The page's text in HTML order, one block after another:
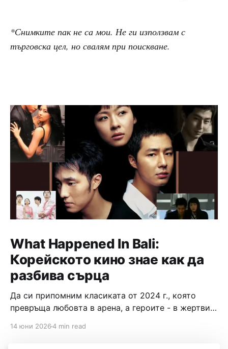
*Снимките пак не са мои. Не ги използвам с
търговска цел, но свалям при поискване.
What Happened In Bali:
Корейското кино знае как да
разбива сърца
Да си припомним класиката от 2024 г., която
превръща любовта в арена, а героите - в жертви
14 юни 20264 min read